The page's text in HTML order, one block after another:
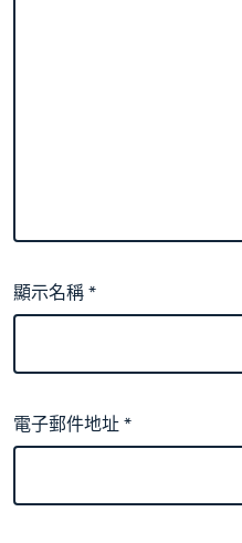
顯示名稱*
電子郵件地址*